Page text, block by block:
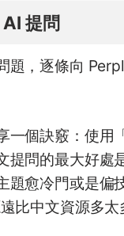
提問
題，逐條向
一個訣竅：使用
提問的最大好處
題愈冷門或是偏
比中文資源多太